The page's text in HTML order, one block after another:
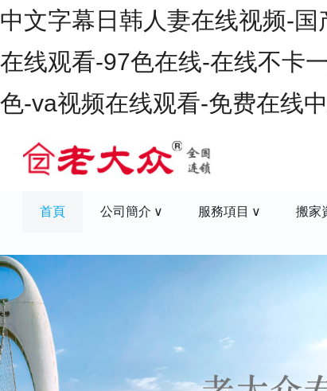
中文字幕日韩人妻在线视频-
在线观看-97色在线-在线不卡
色-va视频在线观看-免费在线
首頁 公司簡介 服務項目 搬家